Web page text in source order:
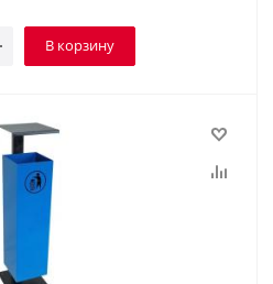
В корзину